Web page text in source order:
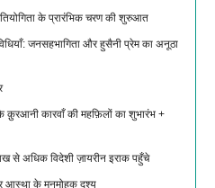
के प्रारंभिक चरण की शुरुआत
जनसहभागिता और हुसैनी प्रेम का अनूठा
कारवाँ की महफ़िलों का शुभारंभ +
से अधिक विदेशी ज़ायरीन इराक पहुँचे
आस्था के मनमोहक दृश्य